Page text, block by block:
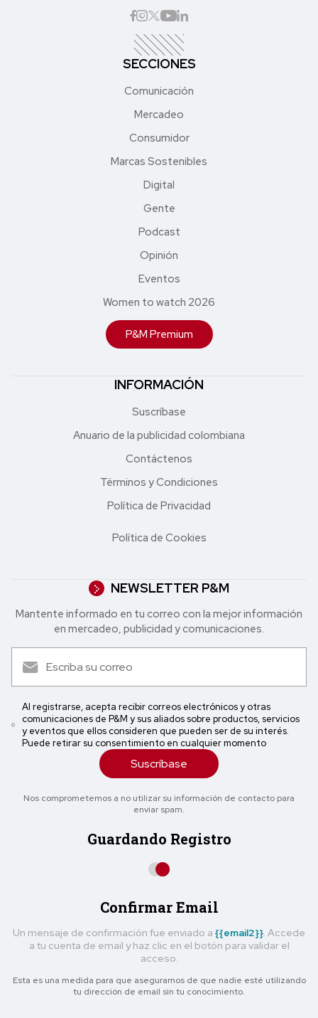
SECCIONES
Comunicación
Mercadeo
Consumidor
Marcas Sostenibles
Digital
Gente
Podcast
Opinión
Eventos
Women to watch 2026
P&M Premium
INFORMACIÓN
Suscríbase
Anuario de la publicidad colombiana
Contáctenos
Términos y Condiciones
Política de Privacidad
Política de Cookies
NEWSLETTER P&M
Mantente informado en tu correo con la mejor in formación
en mercadeo, publicidad y comunicaciones.
Al registrarse, acepta recibir correos electrónicos y otras
comunicaciones de P&M y sus aliados sobre productos, servicios
y eventos que ellos consideren que pueden ser de su interés.
Puede retirar su consentimiento en cualquier momento
Suscríbase
Nos comprometemos a no utilizar su información de contacto para
enviar spam.
Guardando Registro
Confirmar Email
Un mensaje de confirmación fue enviado a {{email2}} . Accede
a tu cuenta de email y haz clic en el botón para validar el
acceso.
Esta es una medida para que asegurarnos de que nadie esté utilizando
tu dirección de email sin tu conocimiento.